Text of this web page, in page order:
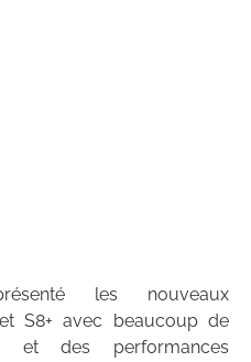
les nouveaux
et S8+ avec beaucoup de
et des performances